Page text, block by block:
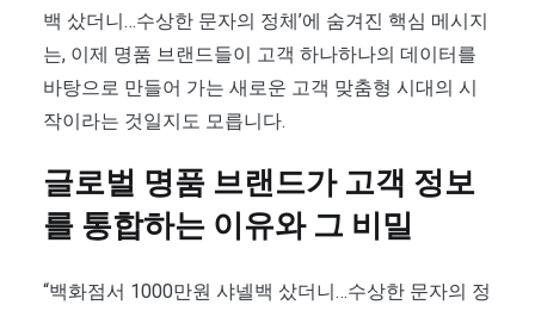
백 샀더니…수상한 문자의 정체’에 숨겨진 핵심 메시지
는, 이제 명품 브랜드들이 고객 하나하나의 데이터를
바탕으로 만들어 가는 새로운 고객 맞춤형 시대의 시
작이라는 것일지도 모릅니다.
글로벌 명품 브랜드가 고객 정보
를 통합하는 이유와 그 비밀
“백화점서 1000만원 샤넬백 샀더니…수상한 문자의 정